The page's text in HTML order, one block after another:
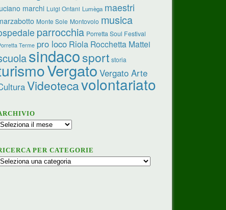
marchi Luigi Ontani Lumèga maestri
Monte Sole Montovolo musica
parrocchia Porretta Soul Festival
Terme pro loco Riola Rocchetta Mattei
sindacosport storia
Vergato Vergato Arte
Videotecavolontariato
Archivio
PER CATEGORIE
Ricerca